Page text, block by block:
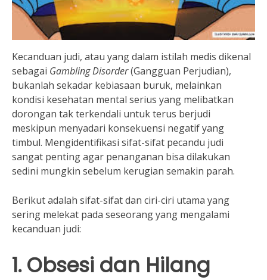
Kecanduan judi, atau yang dalam istilah medis dikenal
sebagai Gambling Disorder(Gangguan Perjudian),
bukanlah sekadar kebiasaan buruk, melainkan
kondisi kesehatan mental serius yang melibatkan
dorongan tak terkendali untuk terus berjudi
meskipun menyadari konsekuensi negatif yang
timbul. Mengidentifikasi sifat-sifat pecandu judi
sangat penting agar penanganan bisa dilakukan
sedini mungkin sebelum kerugian semakin parah.
Berikut adalah sifat-sifat dan ciri-ciri utama yang
sering melekat pada seseorang yang mengalami
kecanduan judi:
1. Obsesi dan Hilang